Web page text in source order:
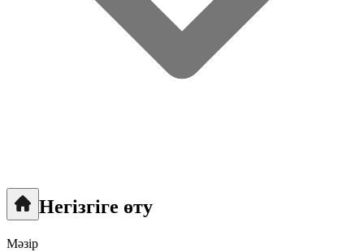
Негізгіге өту
Мәзір